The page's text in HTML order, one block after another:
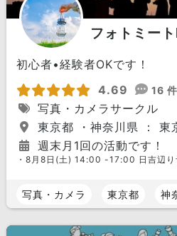
フォトミー
初心者•経験者OKです！
4.69
16 件
写真・カメラサークル
東京都 ・神奈川県 ： 東
週末月1回の活動です！
・8月8日(土) 14:00 -17:00 日吉辺り
写真・カメラ 東京都 神